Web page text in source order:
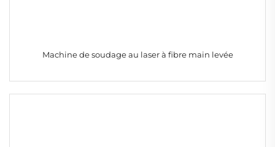
Machine de soudage au laser à fibre main levée